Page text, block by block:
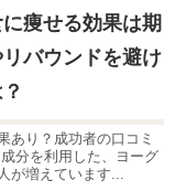
痩せる効果は期
バウンドを避け
あり？成功者の口コミ
分を利用した、ヨーグ
が増えています...